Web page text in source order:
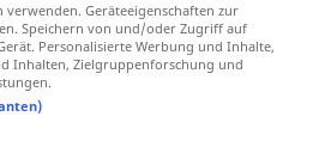
für "Vielzahl"
(ugs.)
verwenden. Geräteeigenschaften zur
Speichern von und/oder Zugriff auf
Personalisierte Werbung und Inhalte,
Inhalten, Zielgruppenforschung und